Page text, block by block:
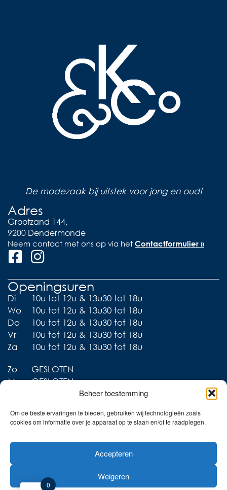
Beheer toestemming
Om de beste ervaringen te bieden, gebruiken wij technologieën zoals
cookies om informatie over je apparaat op te slaan en/of te raadplegen.
Accepteren
Weigeren
De modezaak bij uitstek voor jong en oud!
Adres
Grootzand 144,
9200 Dendermonde
Neem contact met ons op via het Contactformulier »
Openingsuren
Di
10u tot 12u & 13u30 tot 18u
Wo
10u tot 12u & 13u30 tot 18u
Do
10u tot 12u & 13u30 tot 18u
Vr
10u tot 12u & 13u30 tot 18u
Za
10u tot 12u & 13u30 tot 18u
Zo
GESLOTEN
Ma
GESLOTEN
Liever thuis shoppen?
Ontdek onze collecties in
de webshop!
Naar de online shop!
0